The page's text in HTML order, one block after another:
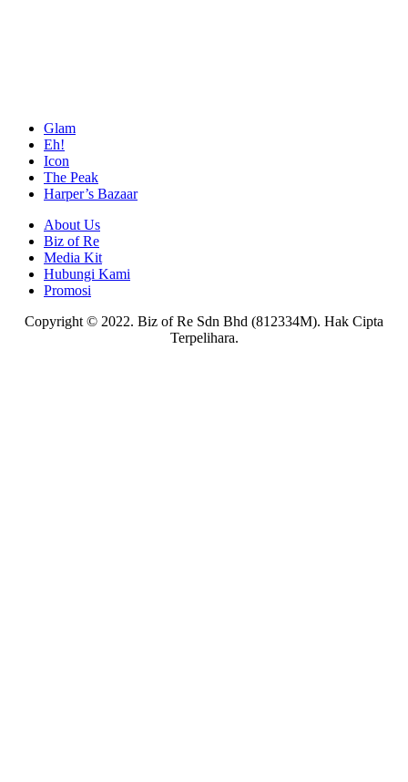
Glam
Eh!
Icon
The Peak
Harper’s Bazaar
About Us
Biz of Re
Media Kit
Hubungi Kami
Promosi
Copyright © 2022. Biz of Re Sdn Bhd (812334M). Hak Cipta
Terpelihara.